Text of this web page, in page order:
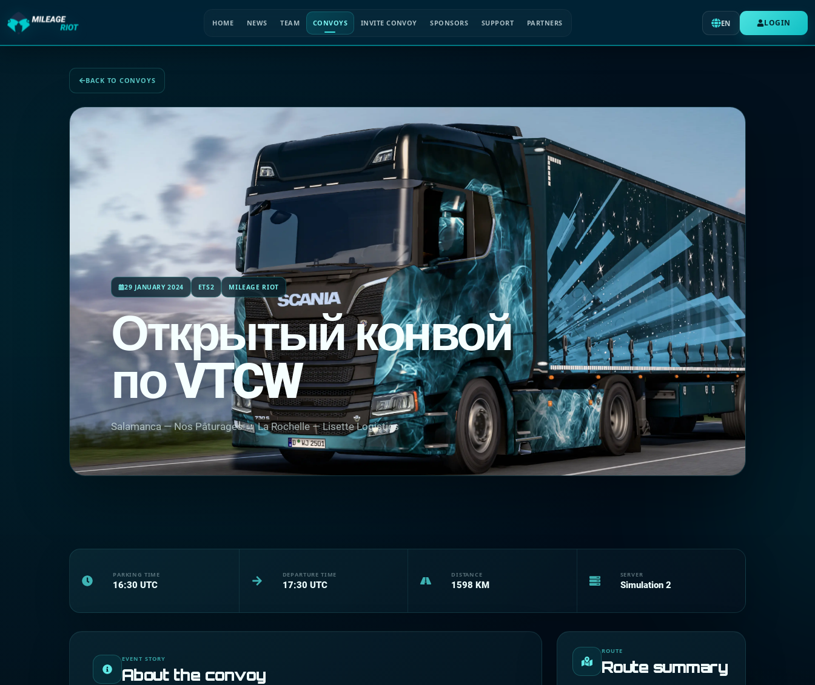
BACK TO CONVOYS
29 JANUARY 2024 ETS2 MILEAGE RIOT
Открытый конвой
по VTCW
Salamanca — Nos Pâturages → La Rochelle — Lisette Logistics
PARKING TIME
16:30 UTC
DEPARTURE TIME
17:30 UTC
DISTANCE
1598 KM
SERVER
Simulation 2
EVENT STORY
About the convoy
ROUTE
Route summary
HOME NEWS TEAM CONVOYS INVITE CONVOY SPONSORS SUPPORT PARTNERS EN LOGIN